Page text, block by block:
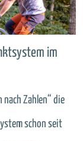
im
nach Zahlen“ die
schon seit